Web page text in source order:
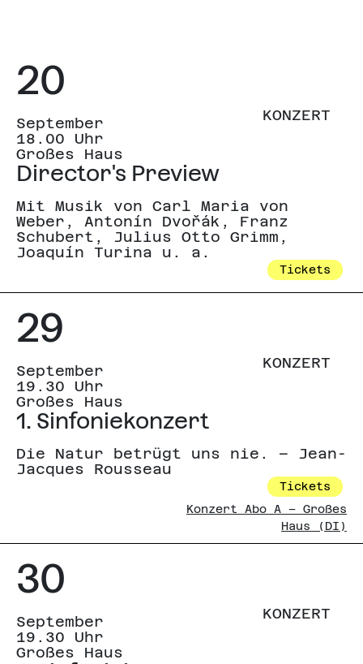
(1955).
Arbeit des Sinfonieorchesters
Münster, darunter die
Gustav-Mahler-Medaille (1981)
und der Preis für das beste
Konzertjahresprogramm
Deutschen
Musikverlegerverband
(1993).
20
September
18.00 Uhr
Großes Haus
Director's Preview
Mit Musik von Carl Maria von
Weber, Antonín Dvořák, Franz
Schubert, Julius Otto Grimm,
Joaquín Turina u. a.
KONZERT
Tickets
29
September
19.30 Uhr
Großes Haus
1. Sinfoniekonzert
Die Natur betrügt uns nie. – Jean-
Jacques Rousseau
KONZERT
Tickets
Konzert Abo A – Großes
Haus (DI)
30
September
19.30 Uhr
Großes Haus
KONZERT